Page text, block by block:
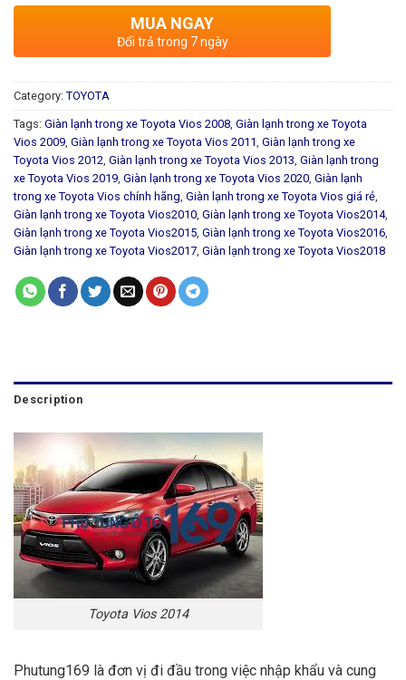
MUA NGAY
Đổi trả trong 7 ngày
Category: TOYOTA
Tags: Giàn lạnh trong xe Toyota Vios 2008, Giàn lạnh trong xe Toyota
Vios 2009, Giàn lạnh trong xe Toyota Vios 2011, Giàn lạnh trong xe
Toyota Vios 2012, Giàn lạnh trong xe Toyota Vios 2013, Giàn lạnh trong
xe Toyota Vios 2019, Giàn lạnh trong xe Toyota Vios 2020, Giàn lạnh
trong xe Toyota Vios chính hãng, Giàn lạnh trong xe Toyota Vios giá rẻ,
Giàn lạnh trong xe Toyota Vios2010, Giàn lạnh trong xe Toyota Vios2014,
Giàn lạnh trong xe Toyota Vios2015, Giàn lạnh trong xe Toyota Vios2016,
Giàn lạnh trong xe Toyota Vios2017, Giàn lạnh trong xe Toyota Vios2018
Description
Toyota Vios 2014
Phutung169 là đơn vị đi đầu trong việc nhập khẩu và cung